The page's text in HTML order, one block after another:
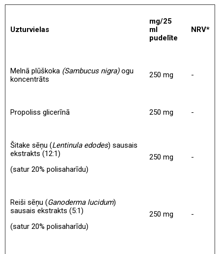
Uzturvielas
mg/25
ml
pudelīte
NRV*
Melnā plūškoka (Sambucus nigra)ogu
koncentrāts
250 mg -
Propoliss glicerīnā 250 mg -
Šitake sēņu (Lentinula edodes) sausais
ekstrakts (12:1)
(satur 20% polisaharīdu)
250 mg -
Reiši sēņu (Ganoderma lucidum)
sausais ekstrakts (5:1)
(satur 20% polisaharīdu)
250 mg -